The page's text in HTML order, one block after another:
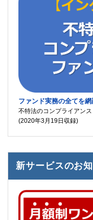
ファンド実務の全てを網
不特法のコンプライアン
(2020年3月19日収録)
新サービスのお